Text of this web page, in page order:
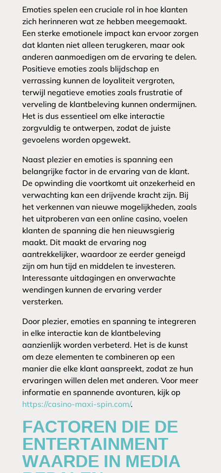
Emoties spelen een cruciale rol in hoe klanten
zich herinneren wat ze hebben meegemaakt.
Een sterke emotionele impact kan ervoor zorgen
dat klanten niet alleen terugkeren, maar ook
anderen aanmoedigen om de ervaring te delen.
Positieve emoties zoals blijdschap en
verrassing kunnen de loyaliteit vergroten,
terwijl negatieve emoties zoals frustratie of
verveling de klantbeleving kunnen ondermijnen.
Het is dus essentieel om elke interactie
zorgvuldig te ontwerpen, zodat de juiste
gevoelens worden opgewekt.
Naast plezier en emoties is spanning een
belangrijke factor in de ervaring van de klant.
De opwinding die voortkomt uit onzekerheid en
verwachting kan een drijvende kracht zijn. Bij
het verkennen van nieuwe mogelijkheden, zoals
het uitproberen van een online casino, voelen
klanten de spanning die hen nieuwsgierig
maakt. Dit maakt de ervaring nog
aantrekkelijker, waardoor ze eerder geneigd
zijn om hun tijd en middelen te investeren.
Interessante uitdagingen en onverwachte
wendingen kunnen de ervaring verder
versterken.
Door plezier, emoties en spanning te integreren
in elke interactie kan de klantbeleving
aanzienlijk worden verbeterd. Het is de kunst
om deze elementen te combineren op een
manier die elke klant aanspreekt, zodat ze hun
ervaringen willen delen met anderen. Voor meer
informatie en spannende avonturen, kijk op
https://casino-maxi-spin.com/.
FACTOREN DIE DE
ENTERTAINMENT
WAARDE IN MEDIA